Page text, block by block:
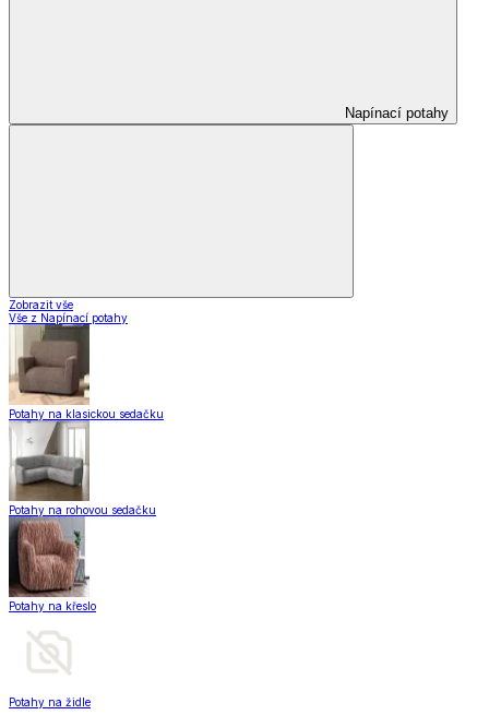
Napínací potahy
Zobrazit vše
Vše z Napínací potahy
Potahy na klasickou sedačku
Potahy na rohovou sedačku
Potahy na křeslo
Potahy na židle